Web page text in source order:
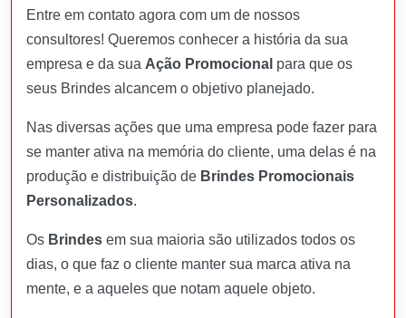
Entre em contato agora com um de nossos
consultores! Queremos conhecer a história da sua
empresa e da sua Ação Promocional para que os
seus Brindes alcancem o objetivo planejado.
Nas diversas ações que uma empresa pode fazer para
se manter ativa na memória do cliente, uma delas é na
produção e distribuição de Brindes Promocionais
Personalizados.
Os Brindes em sua maioria são utilizados todos os
dias, o que faz o cliente manter sua marca ativa na
mente, e a aqueles que notam aquele objeto.